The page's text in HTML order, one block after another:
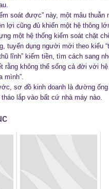
soát được” này, một mâu thuẫn
lợi cũng đủ khiến một hệ thông
một hệ thống kiểm soát chặt
tuyển dụng người mới theo kiểu
lĩnh” kiếm tiền, tìm cách sang
rằng không thể sống cả đời với hệ
mình”.
sơ đồ kinh doanh là đường
lắp vào bất cứ nhà máy nào.